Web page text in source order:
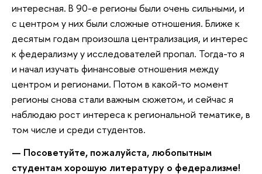
интересная. В 90-е регионы были очень сильными, и
с центром у них были сложные отношения. Ближе к
десятым годам произошла централизация, и интерес
к федерализму у исследователей пропал. Тогда-то я
и начал изучать финансовые отношения между
центром и регионами. Потом в какой-то момент
регионы снова стали важным сюжетом, и сейчас я
наблюдаю рост интереса к региональной тематике, в
том числе и среди студентов.
— Посоветуйте, пожалуйста, любопытным
студентам хорошую литературу о федерализме!